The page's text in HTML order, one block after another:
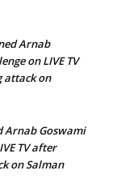
Arnab
on LIVE TV
attack on
Arnab Goswami
TV after
on Salman